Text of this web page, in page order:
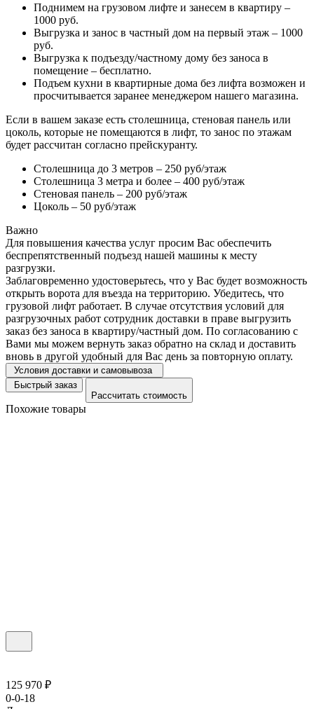
Поднимем на грузовом лифте и занесем в квартиру –
1000 руб.
Выгрузка и занос в частный дом на первый этаж – 1000
руб.
Выгрузка к подъезду/частному дому без заноса в
помещение – бесплатно.
Подъем кухни в квартирные дома без лифта возможен и
просчитывается заранее менеджером нашего магазина.
Если в вашем заказе есть столешница, стеновая панель или
цоколь, которые не помещаются в лифт, то занос по этажам
будет рассчитан согласно прейскуранту.
Столешница до 3 метров – 250 руб/этаж
Столешница 3 метра и более – 400 руб/этаж
Стеновая панель – 200 руб/этаж
Цоколь – 50 руб/этаж
Важно
Для повышения качества услуг просим Вас обеспечить
беспрепятственный подъезд нашей машины к месту
разгрузки.
Заблаговременно удостоверьтесь, что у Вас будет возможность
открыть ворота для въезда на территорию. Убедитесь, что
грузовой лифт работает. В случае отсутствия условий для
разгрузочных работ сотрудник доставки в праве выгрузить
заказ без заноса в квартиру/частный дом. По согласованию с
Вами мы можем вернуть заказ обратно на склад и доставить
вновь в другой удобный для Вас день за повторную оплату.
Условия доставки и самовывоза
Быстрый заказ
Рассчитать стоимость
Похожие товары
125 970 ₽
0-0-18